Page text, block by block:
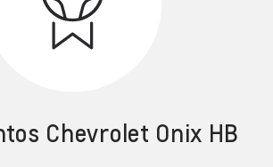
Cotiza tu Onix HB
digital con control de
de punto ciego
Chevrolet Onix HB